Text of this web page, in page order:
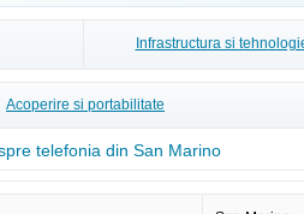
Infrastructura si
Acoperire si portabilitate
telefonia din San Marino